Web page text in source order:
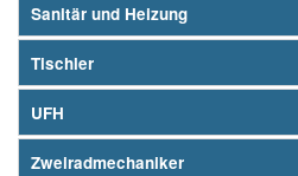
Sanitär und Heizung
Tischler
UFH
Zweiradmechaniker